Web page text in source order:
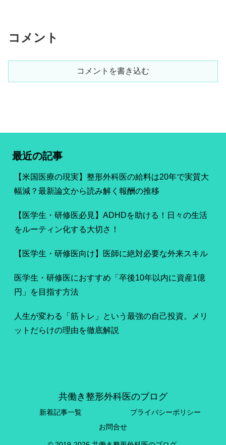
コメント
コメントを書き込む
最近の記事
【米国医療の現実】整形外科医の給料は20年で実質大
幅減？最新論文から読み解く報酬の推移
【医学生・研修医必見】ADHDを助ける！日々の生活
をルーティン化する大切さ！
【医学生・研修医向け】医師に絶対必要な外来スキル
医学生・研修医におすすめ「卒後10年以内に資産1億
円」を目指す方法
人生が変わる「筋トレ」という最強の自己投資。メリ
ットだらけの理由を徹底解説
共働き整形外科医のブログ
新着記事一覧
プライバシーポリシー
お問合せ